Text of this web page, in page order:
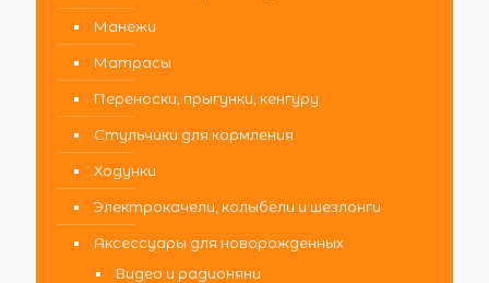
Манежи
Матрасы
Переноски, прыгунки, кенгуру
Стульчики для кормления
Ходунки
Электрокачели, колыбели и шезлонги
Аксессуары для новорожденных
Видео и радионяни